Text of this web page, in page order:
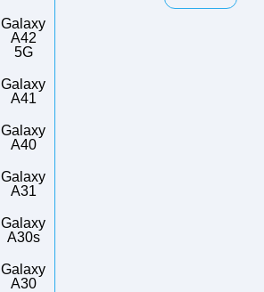
Galaxy
A42
5G
Galaxy
A41
Galaxy
A40
Galaxy
A31
Galaxy
A30s
Galaxy
A30